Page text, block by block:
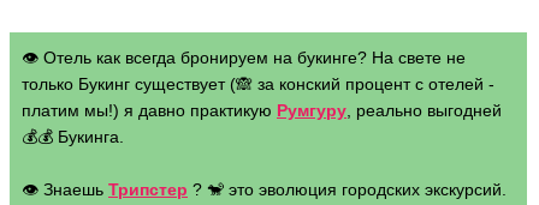
👁 Отель как всегда бронируем на букинге? На свете не
только Букинг существует (🙈 за конский процент с отелей -
платим мы!) я давно практикую Румгуру , реально выгодней
💰💰 Букинга.
👁 Знаешь Трипстер ? 🐒 это эволюция городских экскурсий.